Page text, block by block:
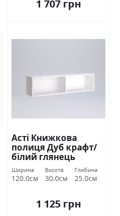
1 707 грн
Асті Книжкова
полиця Дуб крафт/
білий глянець
Міромарк
Ширина
120.0см
Висота
30.0см
Глибина
25.0см
1 125 грн